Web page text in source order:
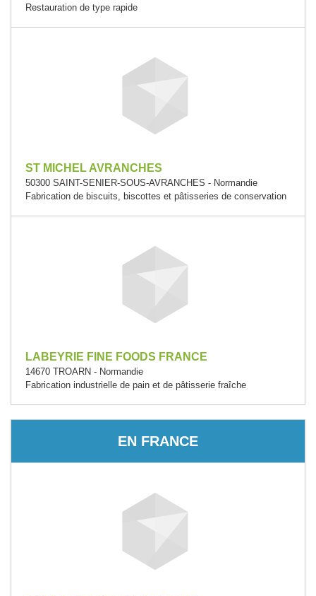
Restauration de type rapide
ST MICHEL AVRANCHES
50300 SAINT-SENIER-SOUS-AVRANCHES - Normandie
Fabrication de biscuits, biscottes et pâtisseries de conservation
LABEYRIE FINE FOODS FRANCE
14670 TROARN - Normandie
Fabrication industrielle de pain et de pâtisserie fraîche
EN FRANCE